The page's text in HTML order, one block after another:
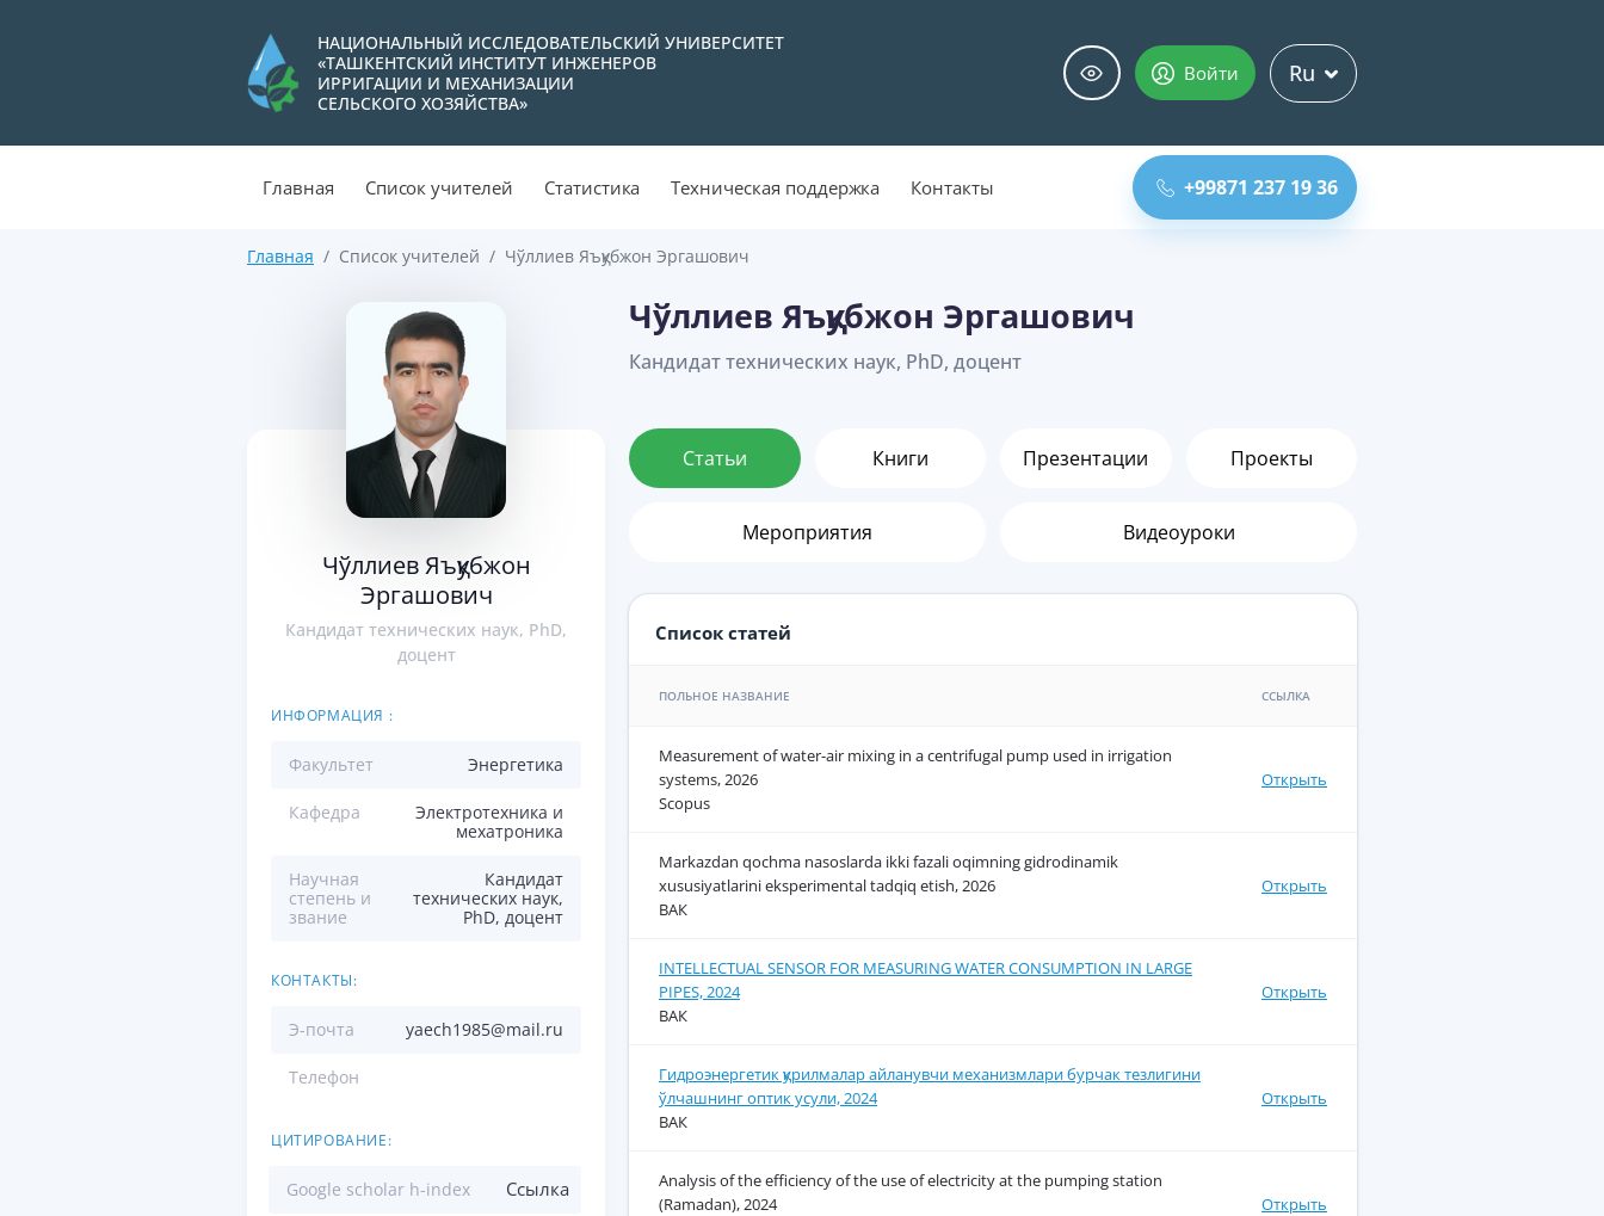
НАЦИОНАЛЬНЫЙ ИССЛЕДОВАТЕЛЬСКИЙ УНИВЕРСИТЕТ
«ТАШКЕНТСКИЙ ИНСТИТУТ ИНЖЕНЕРОВ
ИРРИГАЦИИ И МЕХАНИЗАЦИИ
СЕЛЬСКОГО ХОЗЯЙСТВА»
Войти Ru
Главная Список учителей Статистика Техническая поддержка Контакты +99871 237 19 36
Главная Список учителей Чўллиев Яъқубжон Эргашович
Чўллиев Яъқубжон
Эргашович
Кандидат технических наук, PhD,
доцент
ИНФОРМАЦИЯ :
Факультет Энергетикa
Кафедра
Электротехника и
мехатроника
Научная
степень и
звание
Кандидат
технических наук,
PhD, доцент
КОНТАКТЫ:
Э-почта yaech1985@mail.ru
Телефон
ЦИТИРОВАНИЕ:
Google scholar h-index Ссылка
Чўллиев Яъқубжон Эргашович
Кандидат технических наук, PhD, доцент
Статьи Книги Презентации Проекты
Мероприятия Видеоуроки
Список статей
ПОЛЬНОЕ НАЗВАНИЕ ССЫЛКА
Measurement of water-air mixing in a centrifugal pump used in irrigation
systems, 2026
Scopus
Открыть
Markazdan qochma nasoslarda ikki fazali oqimning gidrodinamik
xususiyatlarini eksperimental tadqiq etish, 2026
ВАК
Открыть
INTELLECTUAL SENSOR FOR MEASURING WATER CONSUMPTION IN LARGE
PIPES, 2024
ВАК
Открыть
Гидроэнeргeтик қурилмалар айланувчи мeханизмлари бурчак тeзлигини
ўлчашнинг оптик усули, 2024
ВАК
Открыть
Analysis of the efficiency of the use of electricity at the pumping station
(Ramadan), 2024
Открыть